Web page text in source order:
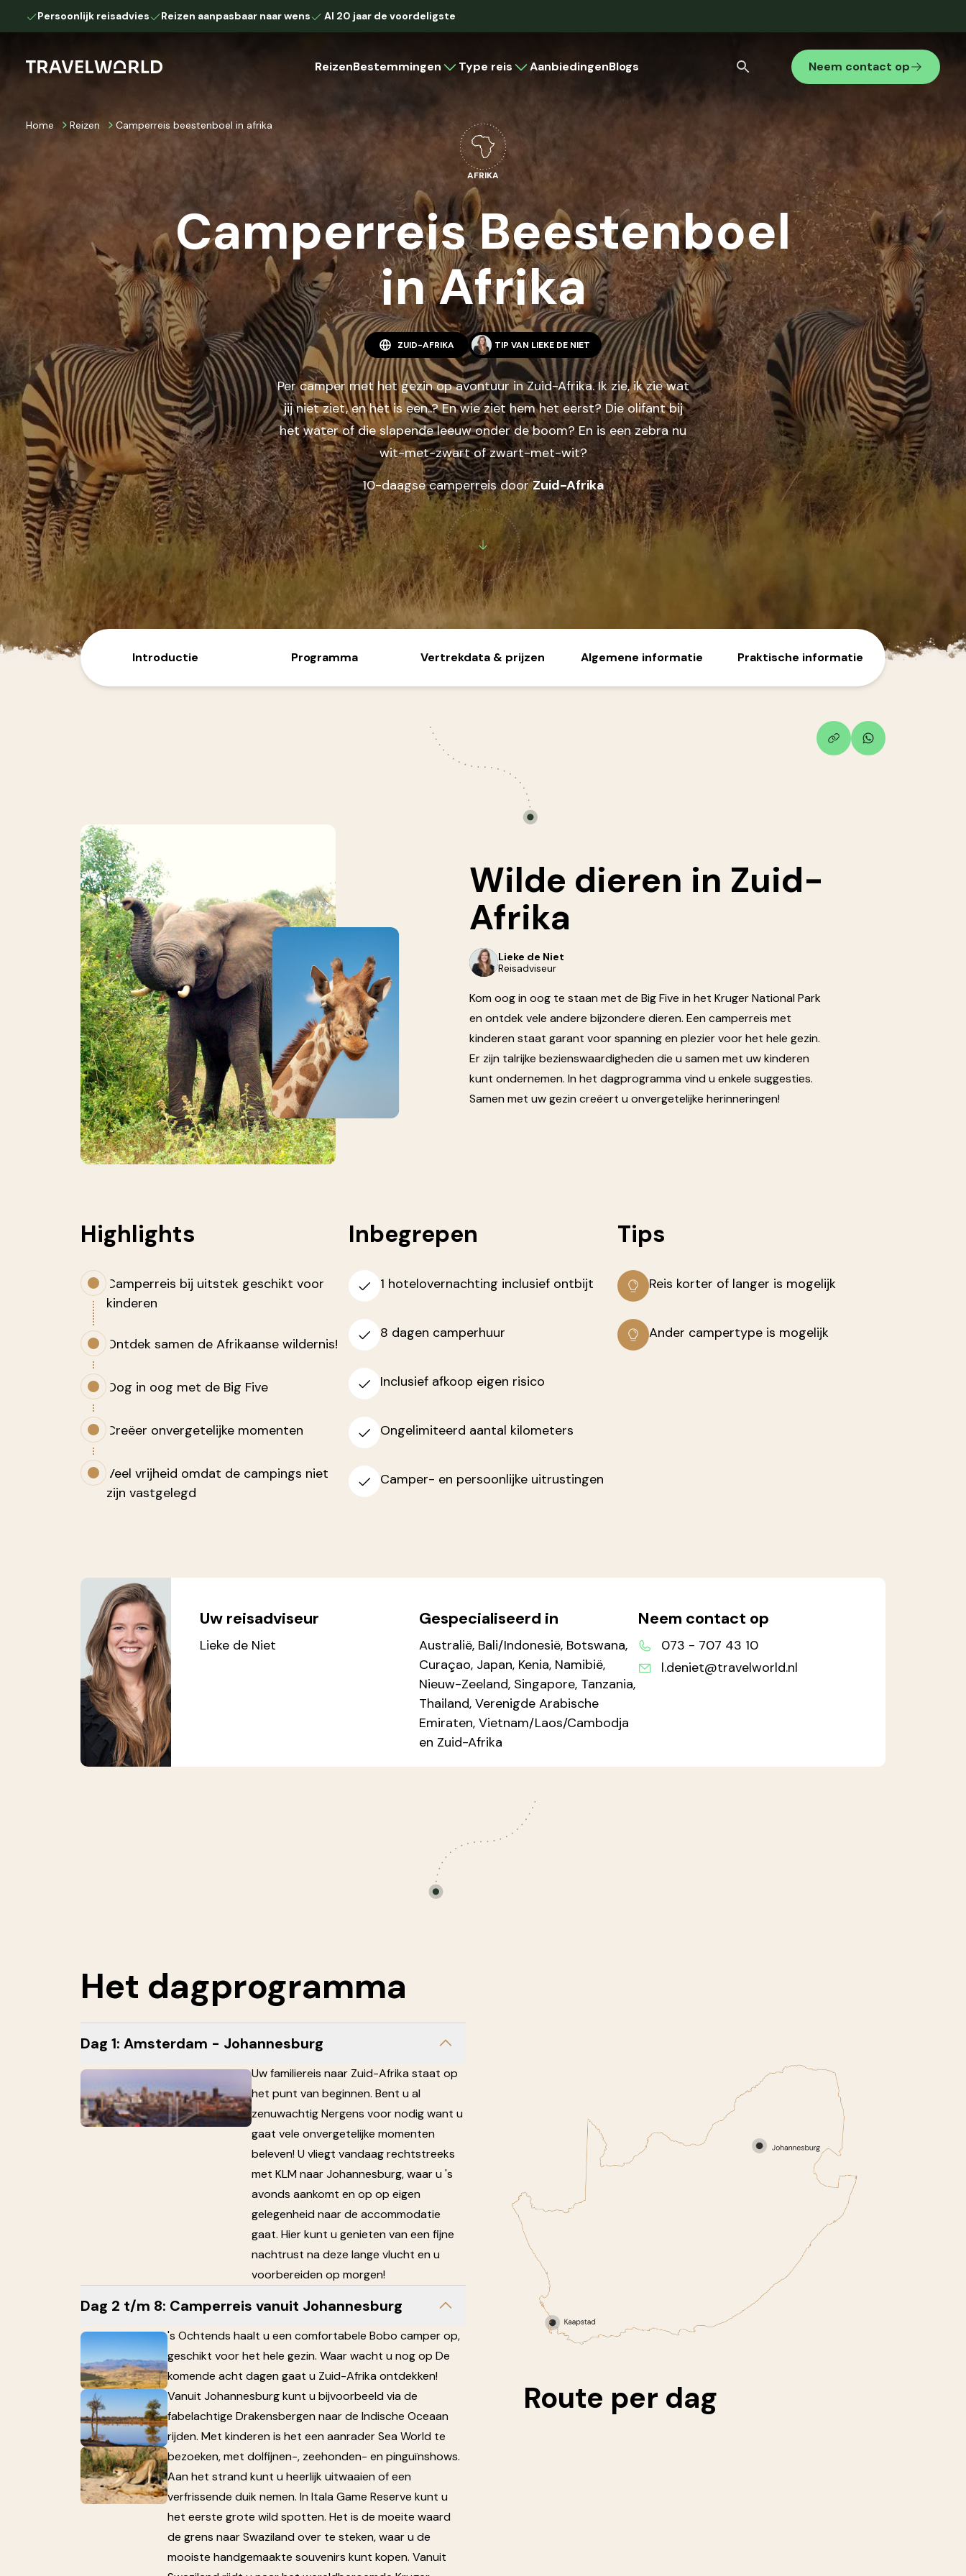
Persoonlijk reisadvies Reizen aanpasbaar naar wens Al 20 jaar de voordeligste
ReizenBestemmingen
Afrika
Kenia
Tanzania
Zuid-Afrika
Europa
IJsland
Lapland
Down Under
Australië
Nieuw-Zeeland
Azië
Bali/Indonesië
India
Japan
Sri Lanka
Singapore
Thailand
Vietnam/Laos/Cambodja
Caribbean
Curaçao
Cuba
Latijns-Amerika
Brazilië
Colombia
Costa Rica
Mexico
Panama
Midden-Oosten
Jordanië
Verenigde Arabische
Emiraten
Noord-Amerika
Canada
Verenigde Staten
Type reis
Strandvakantie
AanbiedingenBlogs
Bekijk alle zoekresultaten
Neem contact op
Home Reizen Camperreis beestenboel in afrika
AFRIKA
Camperreis Beestenboel
in Afrika
ZUID-AFRIKA TIP VAN LIEKE DE NIET
Per camper met het gezin op avontuur in Zuid-Afrika. Ik zie, ik zie wat
jij niet ziet, en het is een..? En wie ziet hem het eerst? Die olifant bij
het water of die slapende leeuw onder de boom? En is een zebra nu
wit-met-zwart of zwart-met-wit?
10-daagse camperreis doorZuid-Afrika
Introductie Programma Vertrekdata & prijzen Algemene informatie Praktische informatie
Wilde dieren in Zuid-
Afrika
Lieke de Niet
Reisadviseur
Kom oog in oog te staan met de Big Five in het Kruger National Park
en ontdek vele andere bijzondere dieren. Een camperreis met
kinderen staat garant voor spanning en plezier voor het hele gezin.
Er zijn talrijke bezienswaardigheden die u samen met uw kinderen
kunt ondernemen. In het dagprogramma vind u enkele suggesties.
Samen met uw gezin creëert u onvergetelijke herinneringen!
Highlights
Camperreis bij uitstek geschikt voor
kinderen
Ontdek samen de Afrikaanse wildernis!
Oog in oog met de Big Five
Creëer onvergetelijke momenten
Veel vrijheid omdat de campings niet
zijn vastgelegd
Inbegrepen
1 hotelovernachting inclusief ontbijt
8 dagen camperhuur
Inclusief afkoop eigen risico
Ongelimiteerd aantal kilometers
Camper- en persoonlijke uitrustingen
Tips
Reis korter of langer is mogelijk
Ander campertype is mogelijk
Uw reisadviseur
Lieke de Niet
Gespecialiseerd in
Australië, Bali/Indonesië, Botswana,
Curaçao, Japan, Kenia, Namibië,
Nieuw-Zeeland, Singapore, Tanzania,
Thailand, Verenigde Arabische
Emiraten, Vietnam/Laos/Cambodja
en Zuid-Afrika
Neem contact op
073 - 707 43 10
l.deniet@travelworld.nl
Het dagprogramma
Dag 1: Amsterdam - Johannesburg
Uw familiereis naar Zuid-Afrika staat op
het punt van beginnen. Bent u al
zenuwachtig Nergens voor nodig want u
gaat vele onvergetelijke momenten
beleven! U vliegt vandaag rechtstreeks
met KLM naar Johannesburg, waar u 's
avonds aankomt en op op eigen
gelegenheid naar de accommodatie
gaat. Hier kunt u genieten van een fijne
nachtrust na deze lange vlucht en u
voorbereiden op morgen!
Dag 2 t/m 8: Camperreis vanuit Johannesburg
's Ochtends haalt u een comfortabele Bobo camper op,
geschikt voor het hele gezin. Waar wacht u nog op De
komende acht dagen gaat u Zuid-Afrika ontdekken!
Vanuit Johannesburg kunt u bijvoorbeeld via de
fabelachtige Drakensbergen naar de Indische Oceaan
rijden. Met kinderen is het een aanrader Sea World te
bezoeken, met dolfijnen-, zeehonden- en pinguïnshows.
Aan het strand kunt u heerlijk uitwaaien of een
verfrissende duik nemen. In Itala Game Reserve kunt u
het eerste grote wild spotten. Het is de moeite waard
de grens naar Swaziland over te steken, waar u de
mooiste handgemaakte souvenirs kunt kopen. Vanuit
Route per dag